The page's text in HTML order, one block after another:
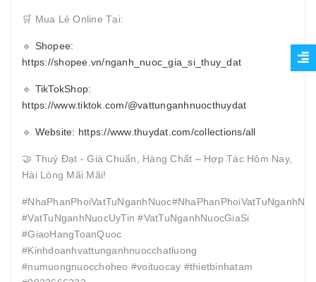
🛒 Mua Lẻ Online Tại:
🔹 Shopee:
https://shopee.vn/nganh_nuoc_gia_si_thuy_dat
🔹 TikTokShop:
https://www.tiktok.com/@vattunganhnuocthuydat
🔹 Website: https://www.thuydat.com/collections/all
🤝 Thuý Đạt - Giá Chuẩn, Hàng Chất – Hợp Tác Hôm Nay,
Hài Lòng Mãi Mãi!
#VatTuNganhNuocUyTin #VatTuNganhNuocGiaSi
#GiaoHangToanQuoc
#Kinhdoanhvattunganhnuocchatluong
#numuongnuocchoheo #voituocay #thietbinhatam